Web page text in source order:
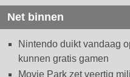
Net binnen
Nintendo duikt vandaag
kunnen gratis gamen
Movie Park zet veertig